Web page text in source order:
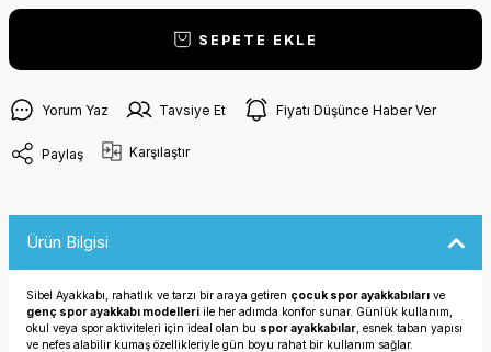
SEPETE EKLE
Yorum Yaz Tavsiye Et Fiyatı Düşünce Haber Ver
Paylaş Karşılaştır
Ürün Bilgisi
Sibel Ayakkabı, rahatlık ve tarzı bir araya getiren çocuk spor ayakkabıları ve
genç spor ayakkabı modelleri ile her adımda konfor sunar. Günlük kullanım,
okul veya spor aktiviteleri için ideal olan bu spor ayakkabılar , esnek taban yapısı
ve nefes alabilir kumaş özellikleriyle gün boyu rahat bir kullanım sağlar.